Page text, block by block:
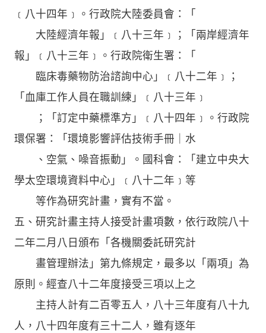
﹝八十四年﹞。行政院大陸委員會：「
大陸經濟年報」﹝八十三年﹞；「兩岸經濟年
報」﹝八十三年﹞。行政院衛生署：「
臨床毒藥物防治諮詢中心」﹝八十二年﹞；
「血庫工作人員在職訓練」﹝八十三年﹞
；「訂定中藥標準方」﹝八十四年﹞。行政院
環保署：「環境影響評估技術手冊｜水
、空氣、噪音振動」。國科會：「建立中央大
學太空環境資料中心」﹝八十二年﹞等
等作為研究計畫，實有不當。
五、研究計畫主持人接受計畫項數，依行政院八十
二年二月八日頒布「各機關委託研究計
畫管理辦法」第九條規定，最多以「兩項」為
原則。經查八十二年度接受三項以上之
主持人計有二百零五人，八十三年度有八十九
人，八十四年度有三十二人，雖有逐年